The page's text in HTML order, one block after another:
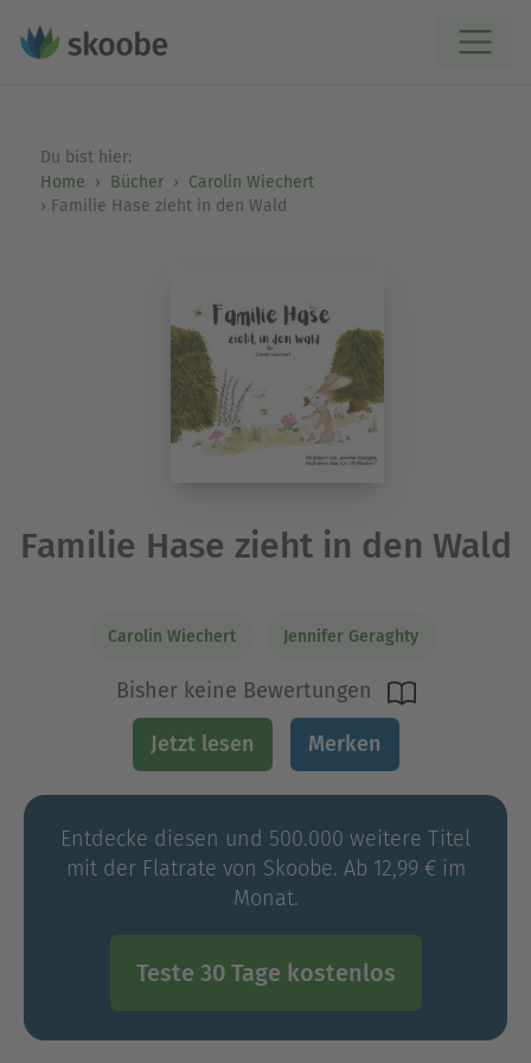
Du bist hier:
Home
Bücher
Carolin Wiechert
Familie Hase zieht in den Wald
Familie Hase zieht in den Wald
Carolin Wiechert Jennifer Geraghty
Bisher keine Bewertungen
Jetzt lesen Merken
Entdecke diesen und 500.000 weitere Titel
mit der Flatrate von Skoobe. Ab 12,99 € im
Monat.
Teste 30 Tage kostenlos